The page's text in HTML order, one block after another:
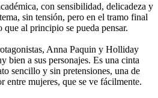
con sensibilidad, delicadeza y
sin tensión, pero en el tramo final
que al principio se pueda pensar.
Anna Paquin y Holliday
bien a sus personajes. Es una cinta
sencillo y sin pretensiones, una de
entre mujeres, que se ve fácilmente.